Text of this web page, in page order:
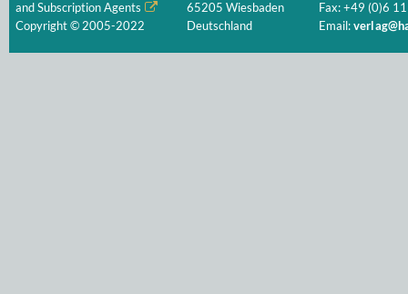
and Subscription Agents
Copyright © 2005-2022
65205 Wiesbaden
Deutschland
Fax: +49 (0)6
Email: